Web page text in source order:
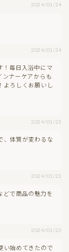
2024/01/24
2024/01/24
！毎日入浴中にマ
ンナーケアからも
よろしくお願いし
2024/01/23
、体質が変わるな
2024/01/23
で商品の魅力を
2024/01/23
い始めてきたので